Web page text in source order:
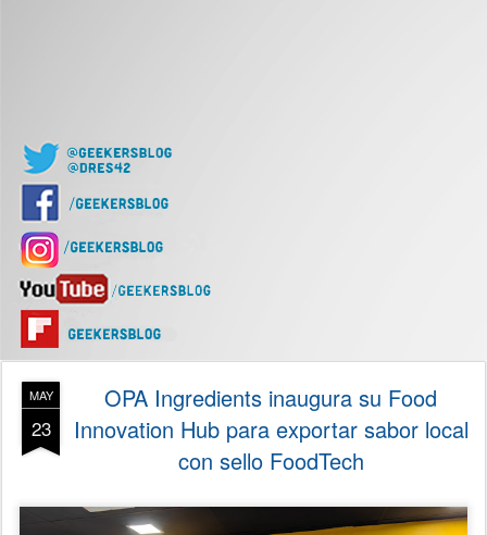
MAY
23
OPA Ingredients inaugura su Food
Innovation Hub para exportar sabor local
con sello FoodTech